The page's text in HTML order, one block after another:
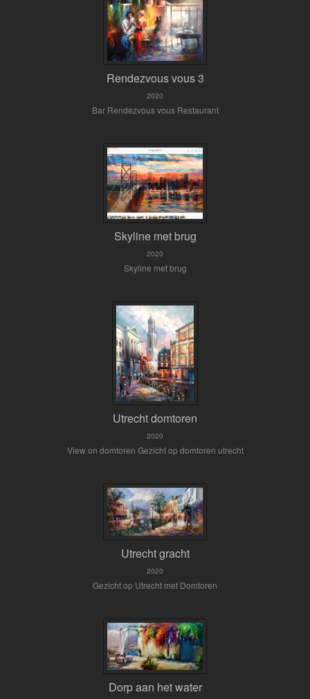
Rendezvous vous 3
2020
Bar Rendezvous vous Restaurant
Skyline met brug
2020
Skyline met brug
Utrecht domtoren
2020
View on domtoren Gezicht op domtoren utrecht
Utrecht gracht
2020
Gezicht op Utrecht met Domtoren
Dorp aan het water